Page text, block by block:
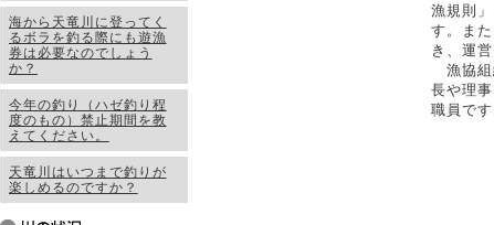
海から天竜川に登ってく
るボラを釣る際にも遊漁
券は必要なのでしょう
か？
今年の釣り（ハゼ釣り程
度のもの）禁止期間を教
えてください。
天竜川はいつまで釣りが
楽しめるのですか？
漁規則
す。ま
き、運
漁協組
長や理
職員です